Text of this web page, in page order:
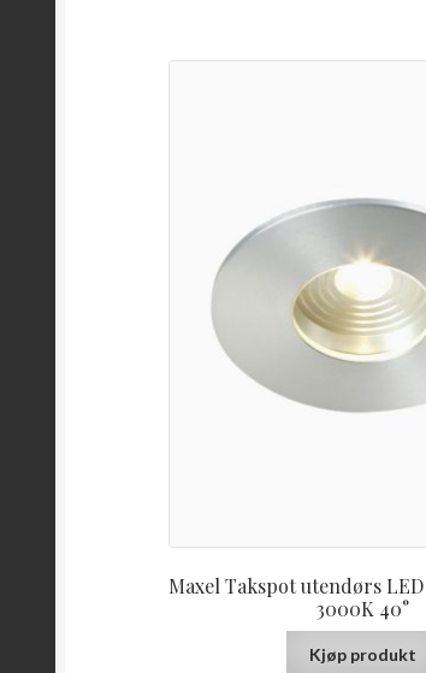
Maxel Takspot utendørs LED
3000K 40°
Kjøp produkt